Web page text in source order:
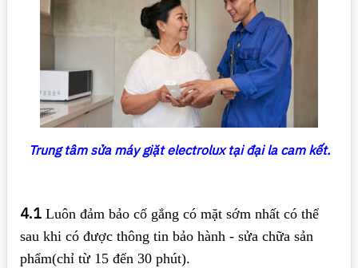
Trung tâm sửa máy giặt electrolux tại đại la cam kết.
4.1 Luôn đảm bảo cố gắng có mặt sớm nhất có thể
sau khi có được thông tin bảo hành - sửa chữa sản
phẩm(chỉ từ 15 đến 30 phút).